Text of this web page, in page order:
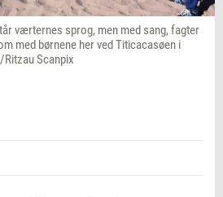
værternes sprog, men med sang, fagter
med børnene her ved Titicacasøen i
Scanpix